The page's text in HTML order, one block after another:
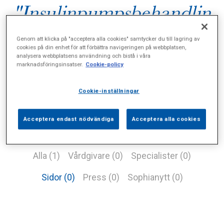
"Insulinpumpsbehandlin
g"
Alla (1) Vårdgivare (0) Specialister (0)
Sidor (0) Press (0) Sophianytt (0)
Genom att klicka på "acceptera alla cookies" samtycker du till lagring av
cookies på din enhet för att förbättra navigeringen på webbplatsen,
analysera webbplatsens användning och bistå i våra
marknadsföringsinsatser. Cookie-policy
Cookie-inställningar
Acceptera endast nödvändiga Acceptera alla cookies